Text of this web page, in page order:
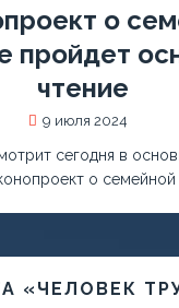
о
пройдет
чтение
9 июля 2024
сегодня в
о семейной
«ЧЕЛОВЕК